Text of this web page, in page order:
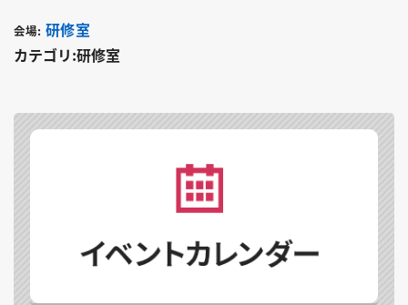
会場: 研修室
カテゴリ:研修室